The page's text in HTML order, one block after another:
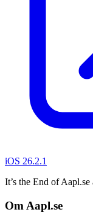
iOS 26.2.1
It’s the End of
Om Aapl.se